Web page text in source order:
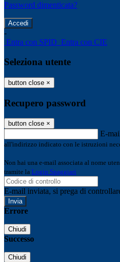
Password dimenticata?
-
Entra con SPID Entra con CIE
Seleziona utente
button close ×
Recupero password
button close ×
E-
all'indirizzo indicato con le istruzioni
Non hai una e-mail associata al nome
tramite la Login Spaggiari
E-mail inviata, si prega di
Errore
Chiudi
Successo
Chiudi